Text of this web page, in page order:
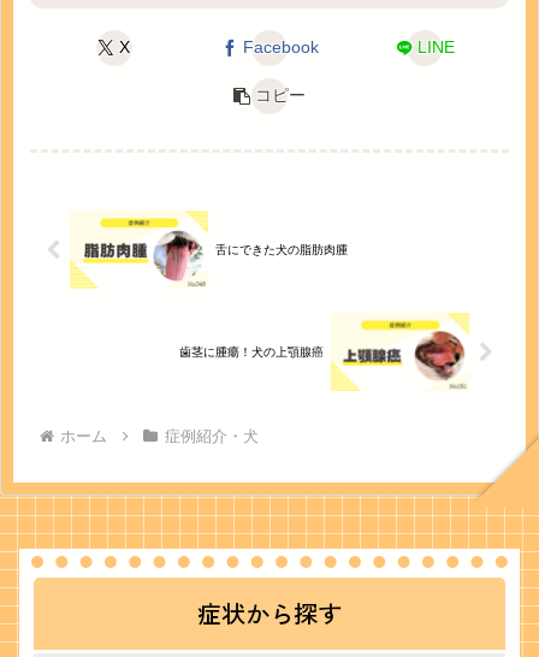
X Facebook LINE
コピー
舌にできた犬の脂肪肉腫
歯茎に腫瘍！犬の上顎腺癌
ホーム 症例紹介・犬
症状から探す